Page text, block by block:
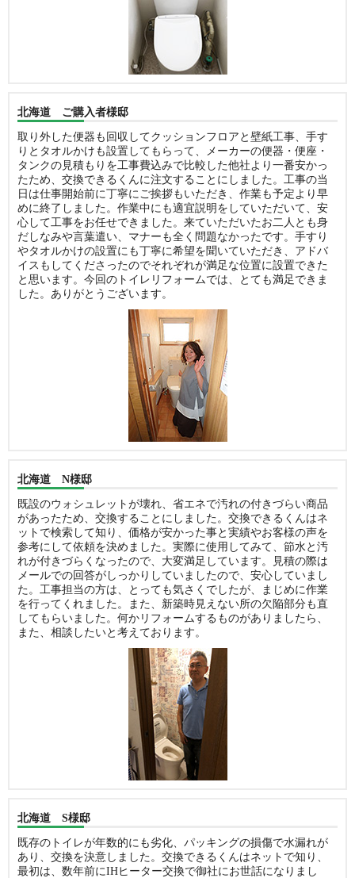
北海道 ご購入者様邸
取り外した便器も回収してクッションフロアと壁紙工事、手す
りとタオルかけも設置してもらって、メーカーの便器・便座・
タンクの見積もりを工事費込みで比較した他社より一番安かっ
たため、交換できるくんに注文することにしました。工事の当
日は仕事開始前に丁寧にご挨拶もいただき、作業も予定より早
めに終了しました。作業中にも適宜説明をしていただいて、安
心して工事をお任せできました。来ていただいたお二人とも身
だしなみや言葉遣い、マナーも全く問題なかったです。手すり
やタオルかけの設置にも丁寧に希望を聞いていただき、アドバ
イスもしてくださったのでそれぞれが満足な位置に設置できた
と思います。今回のトイレリフォームでは、とても満足できま
した。ありがとうございます。
北海道 N様邸
既設のウォシュレットが壊れ、省エネで汚れの付きづらい商品
があったため、交換することにしました。交換できるくんはネ
ットで検索して知り、価格が安かった事と実績やお客様の声を
参考にして依頼を決めました。実際に使用してみて、節水と汚
れが付きづらくなったので、大変満足しています。見積の際は
メールでの回答がしっかりしていましたので、安心していまし
た。工事担当の方は、とっても気さくでしたが、まじめに作業
を行ってくれました。また、新築時見えない所の欠陥部分も直
してもらいました。何かリフォームするものがありましたら、
また、相談したいと考えております。
北海道 S様邸
既存のトイレが年数的にも劣化、パッキングの損傷で水漏れが
あり、交換を決意しました。交換できるくんはネットで知り、
最初は、数年前にIHヒーター交換で御社にお世話になりまし